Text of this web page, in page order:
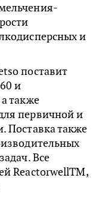
и
поставит
и
также
первичной и
Поставка также
Все
ReactorwellTM,